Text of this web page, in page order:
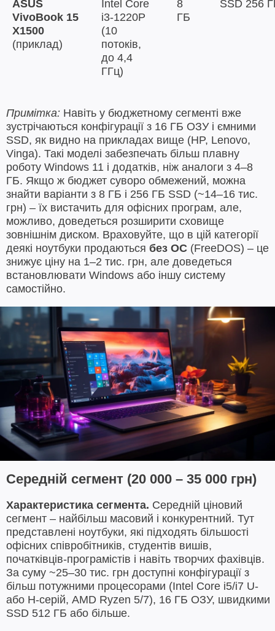
ASUS
VivoBook 15
X1500
(приклад)
Intel Core
i3-1220P
(10
потоків,
до 4,4
ГГц)
8
ГБ
SSD 256
Примітка: Навіть у бюджетному сегменті вже
зустрічаються конфігурації з 16 ГБ ОЗУ і ємними
SSD, як видно на прикладах вище (HP, Lenovo,
Vinga). Такі моделі забезпечать більш плавну
роботу Windows 11 і додатків, ніж аналоги з 4–8
ГБ. Якщо ж бюджет суворо обмежений, можна
знайти варіанти з 8 ГБ і 256 ГБ SSD (~14–16 тис.
грн) – їх вистачить для офісних програм, але,
можливо, доведеться розширити сховище
зовнішнім диском. Враховуйте, що в цій категорії
деякі ноутбуки продаються без ОС (FreeDOS) – це
знижує ціну на 1–2 тис. грн, але доведеться
встановлювати Windows або іншу систему
самостійно.
Середній сегмент (20 000 – 35 000 грн)
Характеристика сегмента. Середній ціновий
сегмент – найбільш масовий і конкурентний. Тут
представлені ноутбуки, які підходять більшості
офісних співробітників, студентів вишів,
початківців-програмістів і навіть творчих фахівців.
За суму ~25–30 тис. грн доступні конфігурації з
більш потужними процесорами (Intel Core i5/i7 U-
або H-серій, AMD Ryzen 5/7), 16 ГБ ОЗУ, швидкими
SSD 512 ГБ або більше.